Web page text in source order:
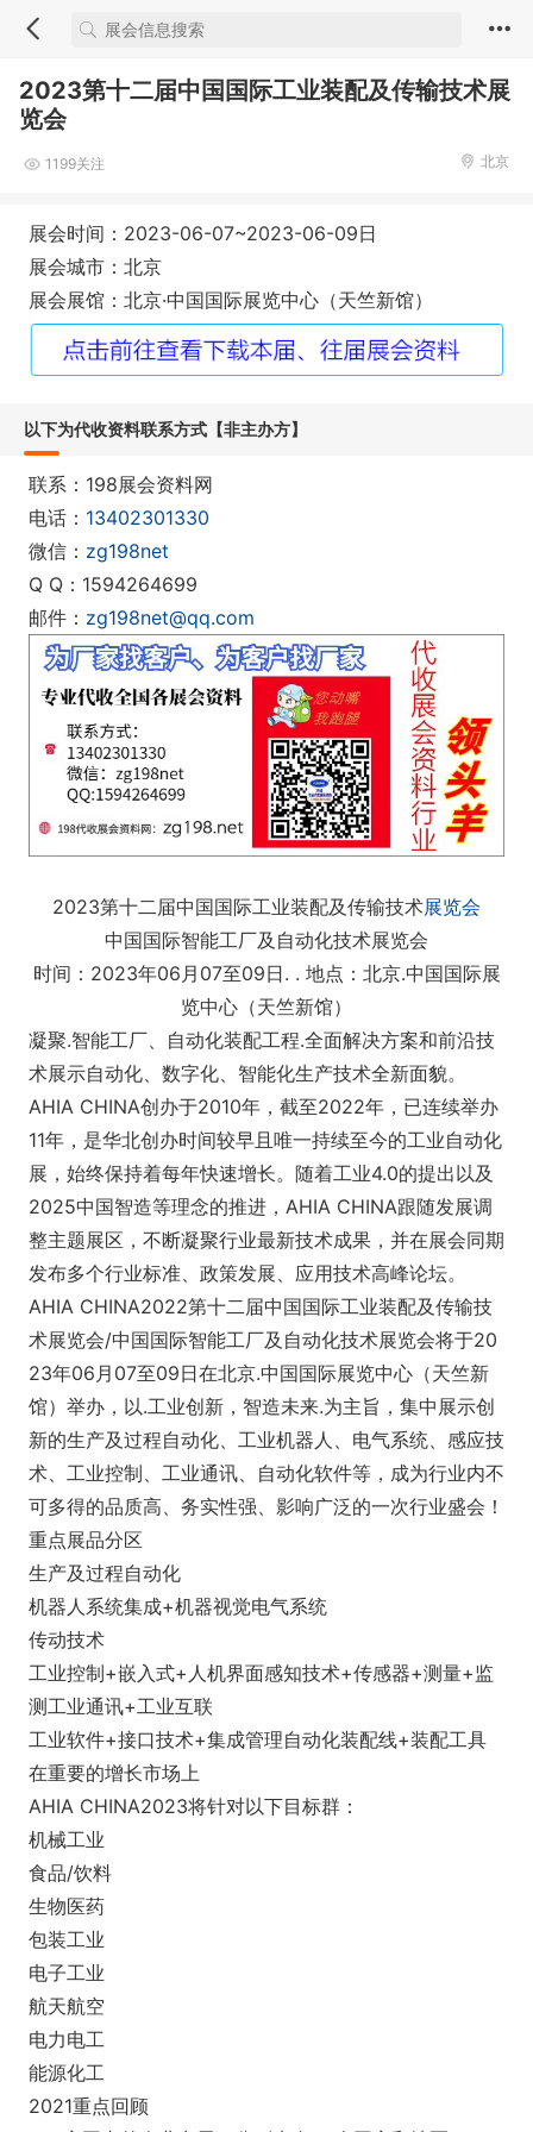
2023第十二届中国国际工业装配及传输技术展
览会
1199关注 北京
展会时间：2023-06-07~2023-06-09日
展会城市：北京
展会展馆：北京·中国国际展览中心（天竺新馆）
以下为代收资料联系方式【非主办方】
联系：198展会资料网
电话： 13402301330
微信： zg198net
Q Q：1594264699
邮件： zg198net@qq.com
2023第十二届中国国际工业装配及传输技术展览会
中国国际智能工厂及自动化技术展览会
时间：2023年06月07至09日. . 地点：北京.中国国际展
览中心（天竺新馆）
凝聚.智能工厂、自动化装配工程.全面解决方案和前沿技
术展示自动化、数字化、智能化生产技术全新面貌。
AHIA CHINA创办于2010年，截至2022年，已连续举办
11年，是华北创办时间较早且唯一持续至今的工业自动化
展，始终保持着每年快速增长。随着工业4.0的提出以及
2025中国智造等理念的推进，AHIA CHINA跟随发展调
整主题展区，不断凝聚行业最新技术成果，并在展会同期
发布多个行业标准、政策发展、应用技术高峰论坛。
AHIA CHINA2022第十二届中国国际工业装配及传输技
术展览会/中国国际智能工厂及自动化技术展览会将于20
23年06月07至09日在北京.中国国际展览中心（天竺新
馆）举办，以.工业创新，智造未来.为主旨，集中展示创
新的生产及过程自动化、工业机器人、电气系统、感应技
术、工业控制、工业通讯、自动化软件等，成为行业内不
可多得的品质高、务实性强、影响广泛的一次行业盛会！
重点展品分区
生产及过程自动化
机器人系统集成+机器视觉电气系统
传动技术
工业控制+嵌入式+人机界面感知技术+传感器+测量+监
测工业通讯+工业互联
工业软件+接口技术+集成管理自动化装配线+装配工具
在重要的增长市场上
AHIA CHINA2023将针对以下目标群：
机械工业
食品/饮料
生物医药
包装工业
电子工业
航天航空
电力电工
能源化工
2021重点回顾